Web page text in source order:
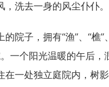
洗去一身的风尘仆仆。
院子，拥有“渔”、“樵”
一个阳光温暖的午后，
在一处独立庭院内，树